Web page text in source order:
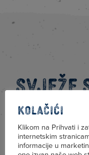
Kolačići
Klikom na Prihvati i
internetskim
informacije u